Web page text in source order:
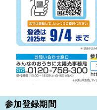
参加登録期間